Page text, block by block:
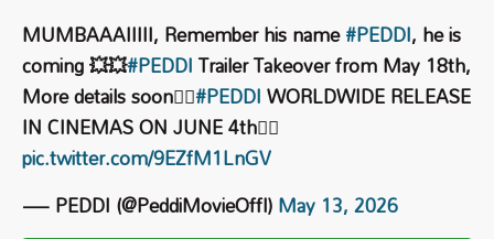
MUMBAAAIIIII, Remember his name#PEDDI, he is
coming 💥💥#PEDDITrailer Takeover from May 18th,
More details soon❤️‍🔥#PEDDIWORLDWIDE RELEASE
IN CINEMAS ON JUNE 4th❤️‍🔥
pic.twitter.com/9EZfM1LnGV
— PEDDI (@PeddiMovieOffl)May 13, 2026